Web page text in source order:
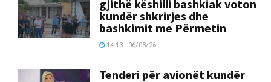
gjithë këshilli bashkiak voton
kundër shkrirjes dhe
bashkimit me Përmetin
14:13 - 06/08/26
Tenderi për avionët kundër